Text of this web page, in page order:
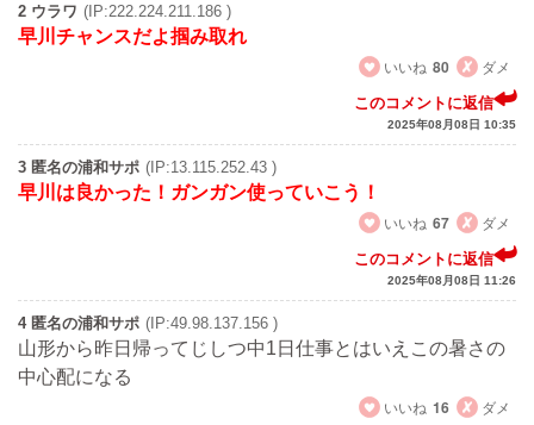
2 ウラワ (IP:222.224.211.186 )
早川チャンスだよ掴み取れ
いいね 80 ダメ
このコメントに返信
2025年08月08日 10:35
3 匿名の浦和サポ (IP:13.115.252.43 )
早川は良かった！ガンガン使っていこう！
いいね 67 ダメ
このコメントに返信
2025年08月08日 11:26
4 匿名の浦和サポ (IP:49.98.137.156 )
山形から昨日帰ってじしつ中1日仕事とはいえこの暑さの
中心配になる
いいね 16 ダメ